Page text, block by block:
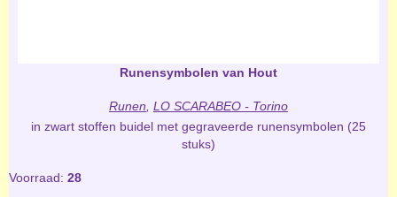
Runensymbolen van Hout
Runen LO SCARABEO - Torino
in zwart stoffen buidel met gegraveerde runensymbolen (25
stuks)
Voorraad: 28